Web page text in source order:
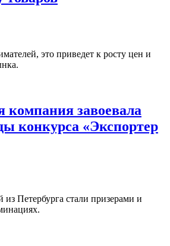
это приведет к росту цен и
компания завоевала
конкурса «Экспортер
из Петербурга стали призерами и